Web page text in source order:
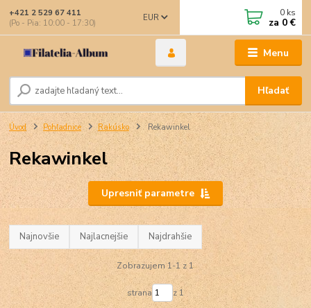
Menu
EUR
Hľadať
+421 2 529 67 411
(Po - Pia: 10:00 - 17:30)
0 ks
za 0 €
Úvod Pohľadnice Rakúsko Rekawinkel
Rekawinkel
Upresniť parametre
Najnovšie Najlacnejšie Najdrahšie
Zobrazujem 1-1 z 1
strana z 1